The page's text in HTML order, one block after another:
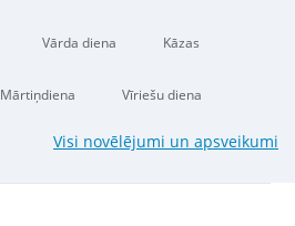
Vārda diena Kāzas
Mārtiņdiena Vīriešu diena
Visi novēlējumi un apsveikumi